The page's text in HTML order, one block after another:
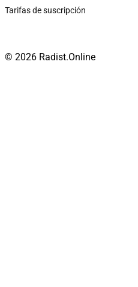
Tarifas de suscripción
© 2026 Radist.Online